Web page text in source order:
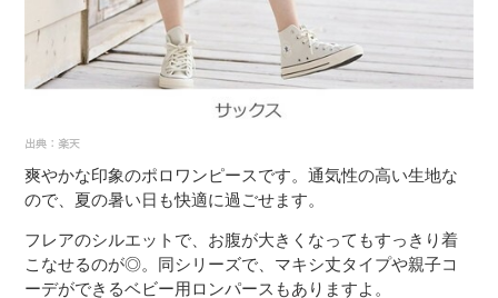
爽やかな印象のポロワンピースです。通気性の高い生地な
ので、夏の暑い日も快適に過ごせます。
フレアのシルエットで、お腹が大きくなってもすっきり着
こなせるのが◎。同シリーズで、マキシ丈タイプや親子コ
ーデができるベビー用ロンパースもありますよ。